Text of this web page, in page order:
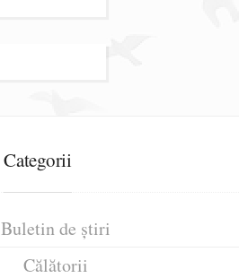
Categorii
Buletin de știri
Călătorii